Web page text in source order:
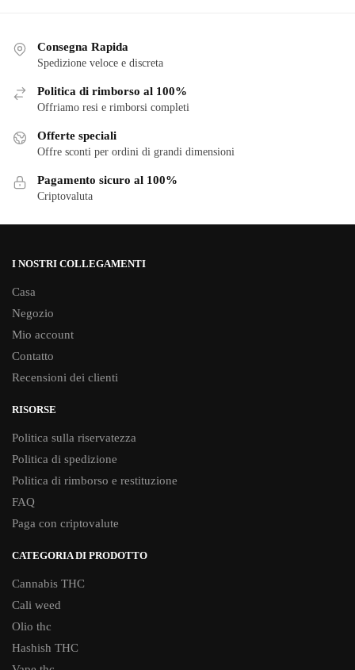
Consegna Rapida
Spedizione veloce e discreta
Politica di rimborso al 100%
Offriamo resi e rimborsi completi
Offerte speciali
Offre sconti per ordini di grandi dimensioni
Pagamento sicuro al 100%
Criptovaluta
I NOSTRI COLLEGAMENTI
Casa
Negozio
Mio account
Contatto
Recensioni dei clienti
RISORSE
Politica sulla riservatezza
Politica di spedizione
Politica di rimborso e restituzione
FAQ
Paga con criptovalute
CATEGORIA DI PRODOTTO
Cannabis THC
Cali weed
Olio thc
Hashish THC